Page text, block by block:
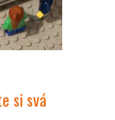
si svá